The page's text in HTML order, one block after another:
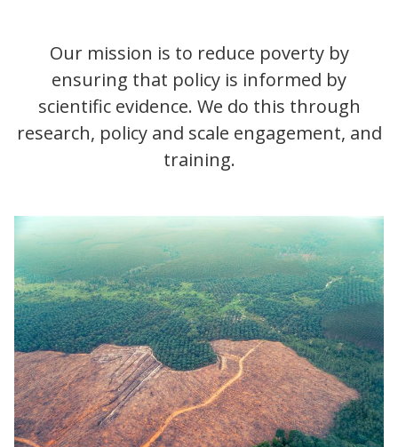
Our mission is to reduce poverty by
ensuring that policy is informed by
scientific evidence. We do this through
research, policy and scale engagement, and
training.